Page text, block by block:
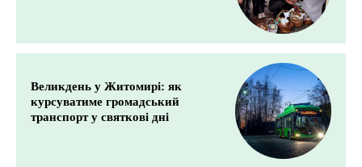
Великдень у Житомирі: як
курсуватиме громадський
транспорт у святкові дні